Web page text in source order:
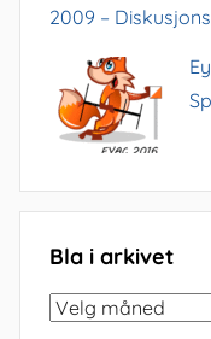
2009 –
Bla i arkivet
Bla